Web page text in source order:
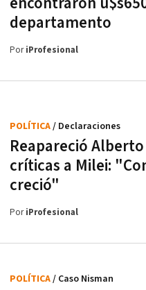
departamento
PoriProfesional
Reapareció
críticas a Milei:
creció"
POLÍTICA/ Declaraciones
PoriProfesional
POLÍTICA/ Caso Nisman